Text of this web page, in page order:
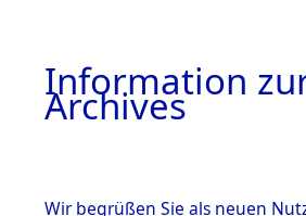
Information
Archives
Wir begrüßen Sie als neuen